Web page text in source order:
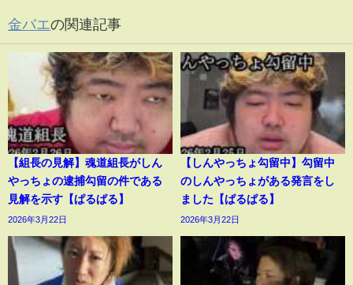
金バエの関連記事
【組長の見解】魂道組長がしん
やっちょの逮捕勾留の件である
見解を示す【ぱるぱる】
2026年3月22日
【しんやっちょ勾留中】勾留中
のしんやっちょがある発言をし
ました【ぱるぱる】
2026年3月22日